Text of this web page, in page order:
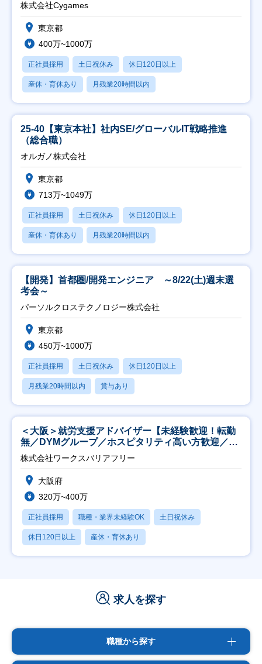
株式会社Cygames
東京都
400万~1000万
正社員採用 土日祝休み 休日120日以上
産休・育休あり 月残業20時間以内
25-40【東京本社】社内SE/グローバルIT戦略推進
（総合職）
オルガノ株式会社
東京都
713万~1049万
正社員採用 土日祝休み 休日120日以上
産休・育休あり 月残業20時間以内
【開発】首都圏/開発エンジニア ～8/22(土)週末選
考会～
パーソルクロステクノロジー株式会社
東京都
450万~1000万
正社員採用 土日祝休み 休日120日以上
月残業20時間以内 賞与あり
＜大阪＞就労支援アドバイザー【未経験歓迎！転勤
無／DYMグループ／ホスピタリティ高い方歓迎／土
日祝】
株式会社ワークスバリアフリー
大阪府
320万~400万
正社員採用 職種・業界未経験OK 土日祝休み
休日120日以上 産休・育休あり
求人を探す
職種から探す